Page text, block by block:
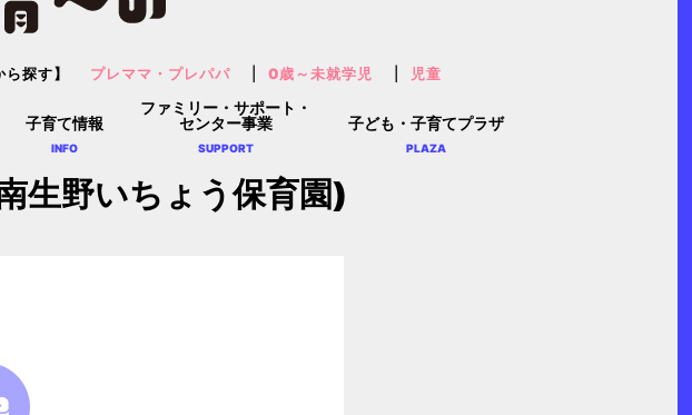
子育て情報
INFO
ファミリー・サポート・
センター事業
SUPPORT
子ども・子育てプラザ
PLAZA
ら探す】 プレママ・プレパパ 0歳～未就学児 児童
生野いちょう保育園)